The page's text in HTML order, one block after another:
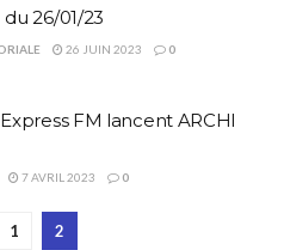
du 26/01/23
26 JUIN 2023 0
FM lancent ARCHI
7 AVRIL 2023 0
1 2